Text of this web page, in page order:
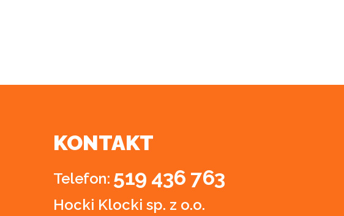
KONTAKT
Telefon: 519 436 763
Hocki Klocki sp. z o.o.